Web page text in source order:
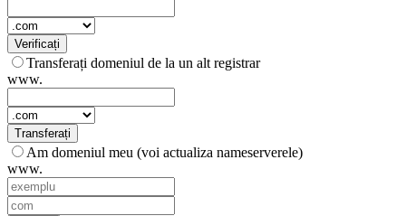
Verificați
Transferați domeniul de la un alt registrar
www.
Transferați
Am domeniul meu (voi actualiza nameserverele)
www.